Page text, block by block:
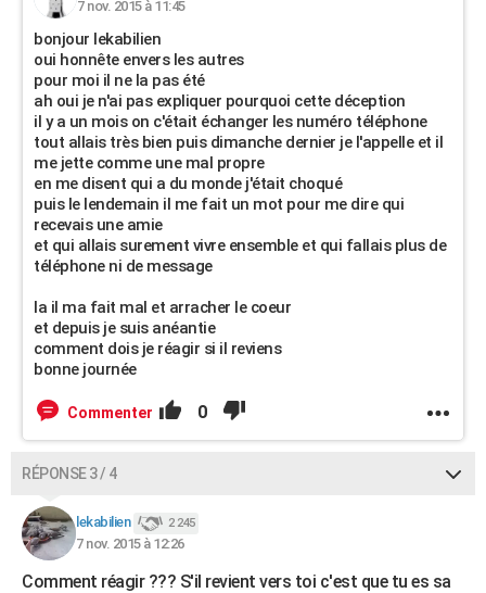
7 nov. 2015 à 11:45
bonjour lekabilien
oui honnête envers les autres
pour moi il ne la pas été
ah oui je n'ai pas expliquer pourquoi cette déception
il y a un mois on c'était échanger les numéro téléphone
tout allais très bien puis dimanche dernier je l'appelle et il
me jette comme une mal propre
en me disent qui a du monde j'était choqué
puis le lendemain il me fait un mot pour me dire qui
recevais une amie
et qui allais surement vivre ensemble et qui fallais plus de
téléphone ni de message
la il ma fait mal et arracher le coeur
et depuis je suis anéantie
comment dois je réagir si il reviens
bonne journée
Commenter 0
RÉPONSE 3 / 4
lekabilien 2 245
7 nov. 2015 à 12:26
Comment réagir ??? S'il revient vers toi c'est que tu es sa